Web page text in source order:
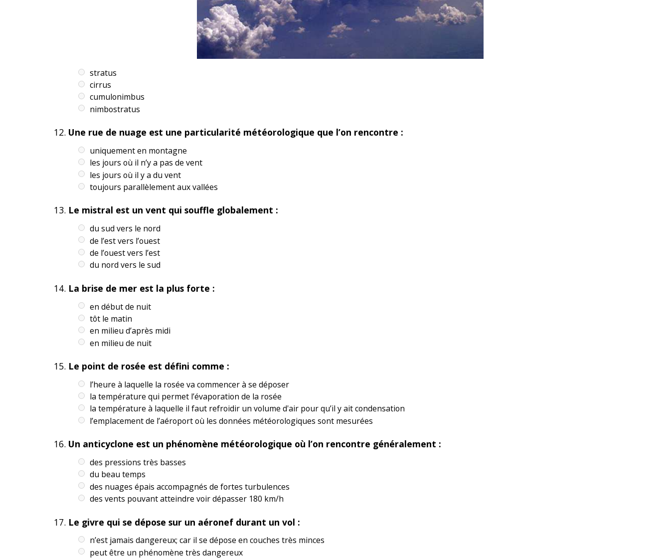
stratus
cirrus
cumulonimbus
nimbostratus
Une rue de nuage est une particularité météorologique que l’on rencontre :
uniquement en montagne
les jours où il n’y a pas de vent
les jours où il y a du vent
toujours parallèlement aux vallées
Le mistral est un vent qui souffle globalement :
du sud vers le nord
de l’est vers l’ouest
de l’ouest vers l’est
du nord vers le sud
La brise de mer est la plus forte :
en début de nuit
tôt le matin
en milieu d’après midi
en milieu de nuit
Le point de rosée est défini comme :
l’heure à laquelle la rosée va commencer à se déposer
la température qui permet l’évaporation de la rosée
la température à laquelle il faut refroidir un volume d'air pour qu’il y ait condensation
l’emplacement de l’aéroport où les données météorologiques sont mesurées
Un anticyclone est un phénomène météorologique où l’on rencontre généralement :
des pressions très basses
du beau temps
des nuages épais accompagnés de fortes turbulences
des vents pouvant atteindre voir dépasser 180 km/h
Le givre qui se dépose sur un aéronef durant un vol :
n’est jamais dangereux; car il se dépose en couches très minces
peut être un phénomène très dangereux